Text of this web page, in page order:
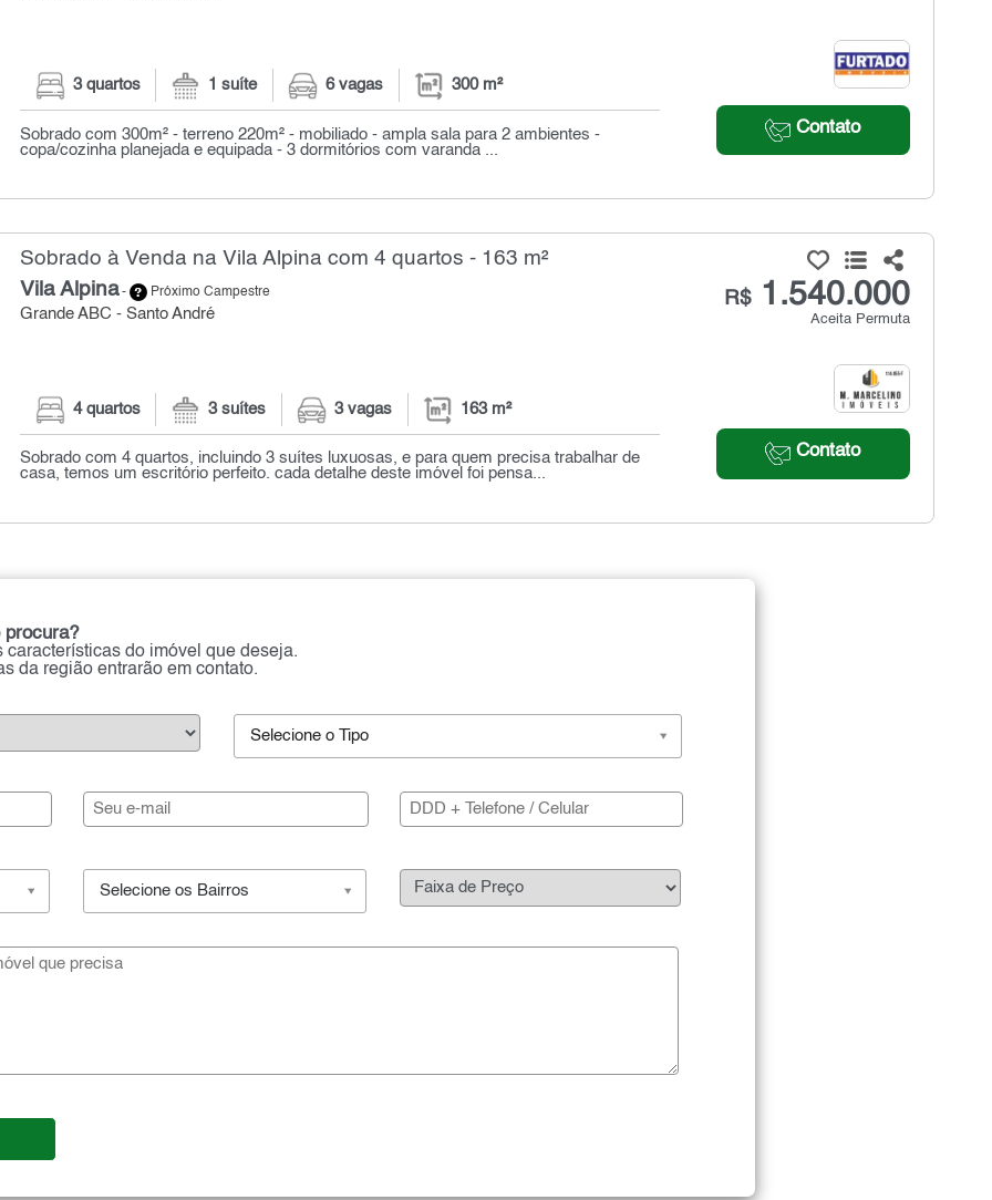
Contato
3 quartos 1 suíte 6 vagas 300 m²
Sobrado com 300m² - terreno 220m² - mobiliado - ampla sala para 2 ambientes -
copa/cozinha planejada e equipada - 3 dormitórios com varanda ...
Sobrado à Venda na Vila Alpina com 4 quartos - 163 m²
Vila Alpina- Próximo Campestre
Grande ABC - Santo André
R$1.540.000
Aceita Permuta
Contato
4 quartos 3 suítes 3 vagas 163 m²
Sobrado com 4 quartos, incluindo 3 suítes luxuosas, e para quem precisa trabalhar de
casa, temos um escritório perfeito. cada detalhe deste imóvel foi pensa...
procura?
características do imóvel que deseja.
da região entrarão em contato.
Selecione o Tipo
Selecione os Bairros